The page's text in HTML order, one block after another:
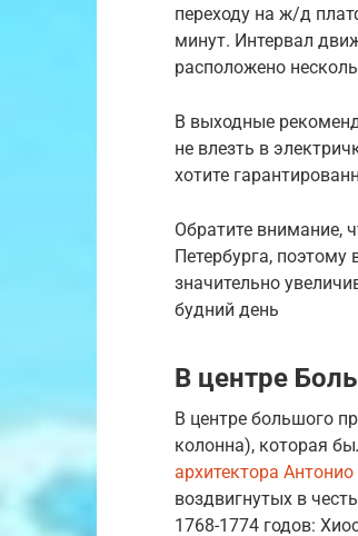
переходу на ж/д
минут. Интервал
расположено
В выходные
не влезть в
хотите
Обратите внимание,
Петербурга,
значительно
будний день
В центре
В центре большого
колонна), которая
архитектора
воздвигнутых в
1768-1774 годов: